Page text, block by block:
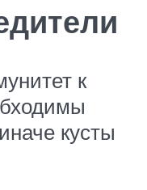
к
кусты